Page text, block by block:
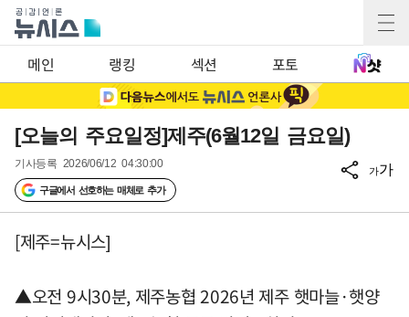
메인 랭킹 섹션 포토
[오늘의 주요일정]제주(6월12일 금요일)
기사등록 2026/06/12 04:30:00
구글에서 선호하는 매체로 추가
가가
[제주=뉴시스]
▲오전 9시30분, 제주농협 2026년 제주 햇마늘·햇양